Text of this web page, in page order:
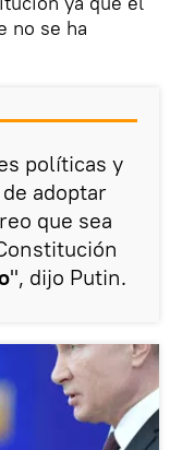
no se ha
políticas y
adoptar
que sea
", dijo Putin.